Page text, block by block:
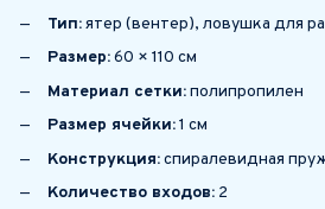
Тип:ятер (вентер), ловушка для
Размер:60 × 110 см
Материал сетки:полипропилен
Размер ячейки:1 см
Конструкция:спиралевидная
Количество входов: 2